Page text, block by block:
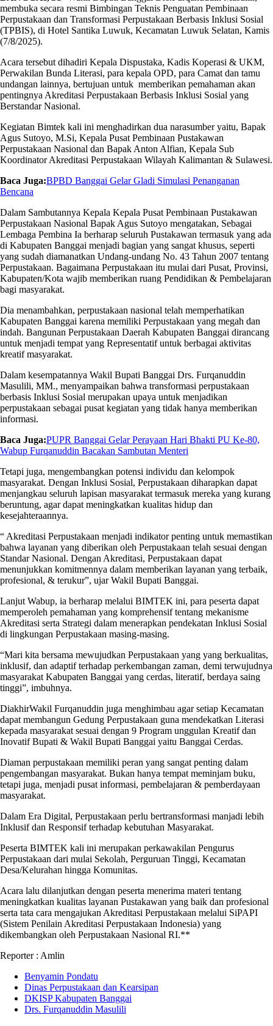
membuka secara resmi Bimbingan Teknis Penguatan Pembinaan
Perpustakaan dan Transformasi Perpustakaan Berbasis Inklusi Sosial
(TPBIS), di Hotel Santika Luwuk, Kecamatan Luwuk Selatan, Kamis
(7/8/2025).
Acara tersebut dihadiri Kepala Dispustaka, Kadis Koperasi & UKM,
Perwakilan Bunda Literasi, para kepala OPD, para Camat dan tamu
undangan lainnya, bertujuan untuk memberikan pemahaman akan
pentingnya Akreditasi Perpustakaan Berbasis Inklusi Sosial yang
Berstandar Nasional.
Kegiatan Bimtek kali ini menghadirkan dua narasumber yaitu, Bapak
Agus Sutoyo, M.Si, Kepala Pusat Pembinaan Pustakawan
Perpustakaan Nasional dan Bapak Anton Alfian, Kepala Sub
Koordinator Akreditasi Perpustakaan Wilayah Kalimantan & Sulawesi.
Baca Juga:BPBD Banggai Gelar Gladi Simulasi Penanganan
Bencana
Dalam Sambutannya Kepala Kepala Pusat Pembinaan Pustakawan
Perpustakaan Nasional Bapak Agus Sutoyo mengatakan, Sebagai
Lembaga Pembina Ia berharap seluruh Pustakawan termasuk yang ada
di Kabupaten Banggai menjadi bagian yang sangat khusus, seperti
yang sudah diamanatkan Undang-undang No. 43 Tahun 2007 tentang
Perpustakaan. Bagaimana Perpustakaan itu mulai dari Pusat, Provinsi,
Kabupaten/Kota wajib memberikan ruang Pendidikan & Pembelajaran
bagi masyarakat.
Dia menambahkan, perpustakaan nasional telah memperhatikan
Kabupaten Banggai karena memiliki Perpustakaan yang megah dan
indah. Bangunan Perpustakaan Daerah Kabupaten Banggai dirancang
untuk menjadi tempat yang Representatif untuk berbagai aktivitas
kreatif masyarakat.
Dalam kesempatannya Wakil Bupati Banggai Drs. Furqanuddin
Masulili, MM., menyampaikan bahwa transformasi perpustakaan
berbasis Inklusi Sosial merupakan upaya untuk menjadikan
perpustakaan sebagai pusat kegiatan yang tidak hanya memberikan
informasi.
Baca Juga:PUPR Banggai Gelar Perayaan Hari Bhakti PU Ke-80,
Wabup Furqanuddin Bacakan Sambutan Menteri
Tetapi juga, mengembangkan potensi individu dan kelompok
masyarakat. Dengan Inklusi Sosial, Perpustakaan diharapkan dapat
menjangkau seluruh lapisan masyarakat termasuk mereka yang kurang
beruntung, agar dapat meningkatkan kualitas hidup dan
kesejahteraannya.
“ Akreditasi Perpustakaan menjadi indikator penting untuk memastikan
bahwa layanan yang diberikan oleh Perpustakaan telah sesuai dengan
Standar Nasional. Dengan Akreditasi, Perpustakaan dapat
menunjukkan komitmennya dalam memberikan layanan yang terbaik,
profesional, & terukur”, ujar Wakil Bupati Banggai.
Lanjut Wabup, ia berharap melalui BIMTEK ini, para peserta dapat
memperoleh pemahaman yang komprehensif tentang mekanisme
Akreditasi serta Strategi dalam menerapkan pendekatan Inklusi Sosial
di lingkungan Perpustakaan masing-masing.
“Mari kita bersama mewujudkan Perpustakaan yang yang berkualitas,
inklusif, dan adaptif terhadap perkembangan zaman, demi terwujudnya
masyarakat Kabupaten Banggai yang cerdas, literatif, berdaya saing
tinggi”, imbuhnya.
DiakhirWakil Furqanuddin juga menghimbau agar setiap Kecamatan
dapat membangun Gedung Perpustakaan guna mendekatkan Literasi
kepada masyarakat sesuai dengan 9 Program unggulan Kreatif dan
Inovatif Bupati & Wakil Bupati Banggai yaitu Banggai Cerdas.
Diaman perpustakaan memiliki peran yang sangat penting dalam
pengembangan masyarakat. Bukan hanya tempat meminjam buku,
tetapi juga, menjadi pusat informasi, pembelajaran & pemberdayaan
masyarakat.
Dalam Era Digital, Perpustakaan perlu bertransformasi manjadi lebih
Inklusif dan Responsif terhadap kebutuhan Masyarakat.
Peserta BIMTEK kali ini merupakan perkawakilan Pengurus
Perpustakaan dari mulai Sekolah, Perguruan Tinggi, Kecamatan
Desa/Kelurahan hingga Komunitas.
Acara lalu dilanjutkan dengan peserta menerima materi tentang
meningkatkan kualitas layanan Pustakawan yang baik dan profesional
serta tata cara mengajukan Akreditasi Perpustakaan melalui SiPAPI
(Sistem Penilain Akreditasi Perpustakaan Indonesia) yang
dikembangkan oleh Perpustakaan Nasional RI.**
Reporter : Amlin
Benyamin Pondatu
Dinas Perpustakaan dan Kearsipan
DKISP Kabupaten Banggai
Drs. Furqanuddin Masulili